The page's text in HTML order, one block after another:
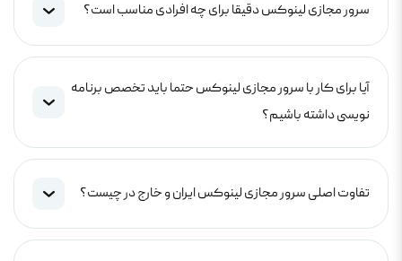
سرور مجازی لینوکس دقیقا برای چه افرادی مناسب است؟
آیا برای کار با سرور مجازی لینوکس حتما باید تخصص برنامه
نویسی داشته باشیم؟
تفاوت اصلی سرور مجازی لینوکس ایران و خارج در چیست؟